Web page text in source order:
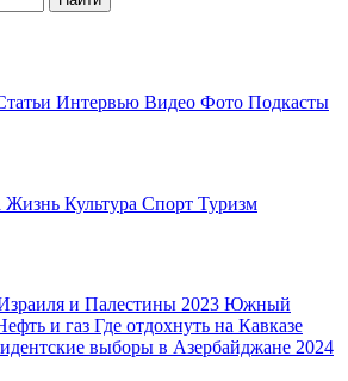
Интервью Видео Фото Подкасты
Жизнь Культура Спорт Туризм
и Палестины 2023 Южный
и газ Где отдохнуть на Кавказе
выборы в Азербайджане 2024